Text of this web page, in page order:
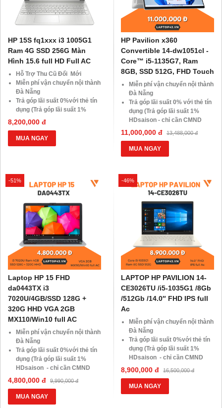
HP 15S fq1xxx i3 1005G1
Ram 4G SSD 256G Màn
Hình 15.6 full HD Full AC
Hỗ Trợ Thu Cũ Đổi Mới
Miễn phí vận chuyển nội thành
Đà Nẵng
Trả góp lãi suất 0%với thẻ tín
dụng (Trả góp lãi suất 1%
HDsaison - chỉ cần CMND
BLX hoặc hộ khẩu gốc )
Giảm 20%khi nâng cấp Ram-
SSD
Giá 500.000đ
8,200,000 đ
MUA NGAY
HP Pavilion x360
Convertible 14-dw1051cl -
Core™ i5-1135G7, Ram
8GB, SSD 512G, FHD Touch
Miễn phí vận chuyển nội thành
Đà Nẵng
Trả góp lãi suất 0% với thẻ tín
dụng (Trả góp lãi suất 1%
HDsaison - chỉ cần CMND
BLX hoặc hộ khẩu gốc)
Giảm 20% khi nâng cấp Ram-
SSD
Giảm giá trực tiếp đối với
10.000 Voucher Giảm
Giá 500.000Đ
11,000,000 đ 13,488,000 đ
MUA NGAY
-51%
Laptop HP 15 FHD
da0443TX i3
7020U/4GB/SSD 128G +
320G HHD VGA 2GB
MX110/Win10 full AC
Miễn phí vận chuyển nội thành
Đà Nẵng
Trả góp lãi suất 0%với thẻ tín
dụng (Trả góp lãi suất 1%
HDsaison - chỉ cần CMND
BLX hoặc hộ khẩu gốc )
Giảm 20%khi nâng cấp Ram-
SSD
Giảm giá trực tiếp đối với
4,800,000 đ 9,990,000 đ
MUA NGAY
-46%
LAPTOP HP PAVILION 14-
CE3026TU /i5-1035G1 /8Gb
/512Gb /14.0″ FHD IPS full
Ac
Miễn phí vận chuyển nội thành
Đà Nẵng
Trả góp lãi suất 0%với thẻ tín
dụng (Trả góp lãi suất 1%
HDsaison - chỉ cần CMND
BLX hoặc hộ khẩu gốc )
Giảm 20%khi nâng cấp Ram-
SSD
Giảm giá trực tiếp đối với
8,900,000 đ 16,500,000 đ
MUA NGAY